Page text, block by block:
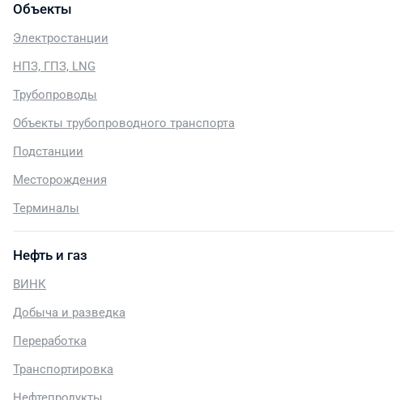
Объекты
Электростанции
НПЗ, ГПЗ, LNG
Трубопроводы
Объекты трубопроводного транспорта
Подстанции
Месторождения
Терминалы
Нефть и газ
ВИНК
Добыча и разведка
Переработка
Транспортировка